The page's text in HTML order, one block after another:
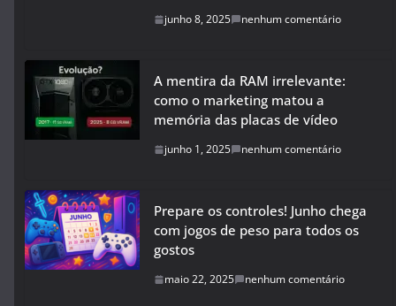
junho 8, 2025 nenhum comentário
A mentira da RAM irrelevante:
como o marketing matou a
memória das placas de vídeo
junho 1, 2025 nenhum comentário
Prepare os controles! Junho chega
com jogos de peso para todos os
gostos
maio 22, 2025 nenhum comentário